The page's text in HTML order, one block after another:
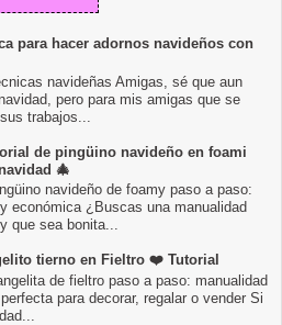
para hacer adornos navideños con
navideñas Amigas, sé que aun
pero para mis amigas que se
trabajos...
de pingüino navideño en foami
🎄
navideño de foamy paso a paso:
económica ¿Buscas una manualidad
que sea bonita...
tierno en Fieltro ❤️ Tutorial
de fieltro paso a paso: manualidad
para decorar, regalar o vender Si